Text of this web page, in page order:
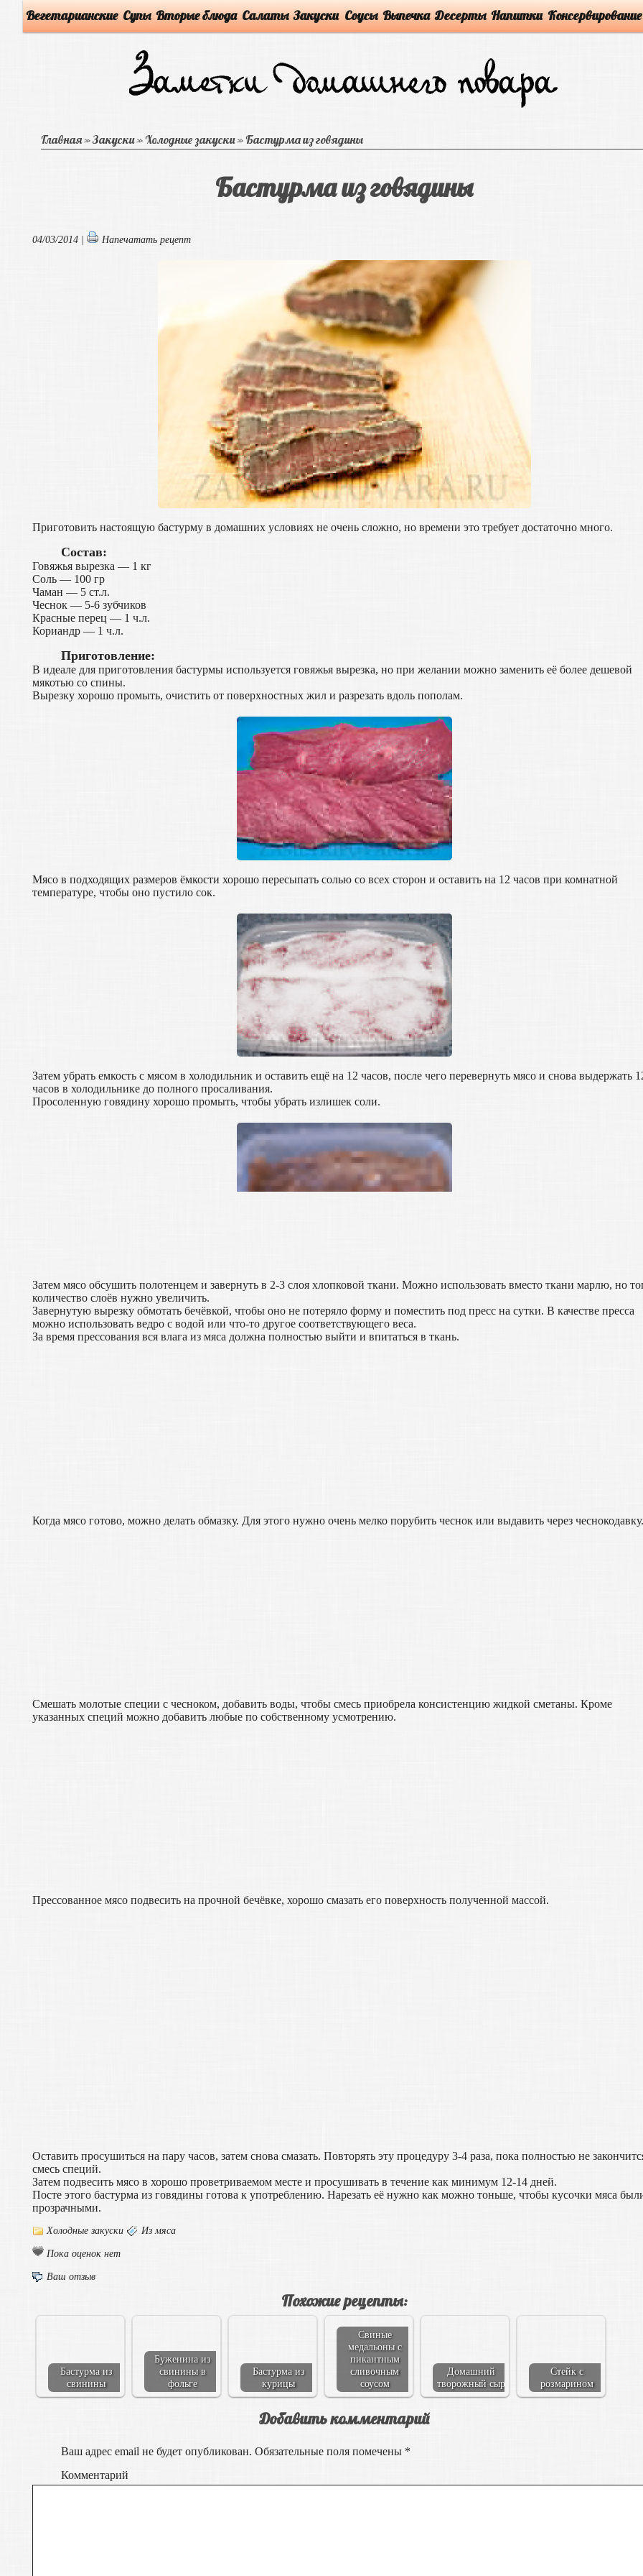
Вегетарианские Супы Вторые блюда Салаты Закуски Соусы Выпечка Десерты Напитки Консервирование
Главная»Закуски»Холодные закуски»Бастурма из говядины
Бастурма из говядины
04/03/2014 | Напечатать рецепт
Приготовить настоящую бастурму в домашних условиях не очень сложно, но времени это требует достаточно много.
Состав:
Говяжья вырезка — 1 кг
Соль — 100 гр
Чаман — 5 ст.л.
Чеснок — 5-6 зубчиков
Красные перец — 1 ч.л.
Кориандр — 1 ч.л.
Приготовление:
В идеале для приготовления бастурмы используется говяжья вырезка, но при желании можно заменить её более дешевой
мякотью со спины.
Вырезку хорошо промыть, очистить от поверхностных жил и разрезать вдоль пополам.
Мясо в подходящих размеров ёмкости хорошо пересыпать солью со всех сторон и оставить на 12 часов при комнатной
температуре, чтобы оно пустило сок.
Затем убрать емкость с мясом в холодильник и оставить ещё на 12 часов, после чего перевернуть мясо и снова выдержать
часов в холодильнике до полного просаливания.
Просоленную говядину хорошо промыть, чтобы убрать излишек соли.
Затем мясо обсушить полотенцем и завернуть в 2-3 слоя хлопковой ткани. Можно использовать вместо ткани марлю, но
количество слоёв нужно увеличить.
Завернутую вырезку обмотать бечёвкой, чтобы оно не потеряло форму и поместить под пресс на сутки. В качестве пресса
можно использовать ведро с водой или что-то другое соответствующего веса.
За время прессования вся влага из мяса должна полностью выйти и впитаться в ткань.
Когда мясо готово, можно делать обмазку. Для этого нужно очень мелко порубить чеснок или выдавить через
Смешать молотые специи с чесноком, добавить воды, чтобы смесь приобрела консистенцию жидкой сметаны. Кроме
указанных специй можно добавить любые по собственному усмотрению.
Прессованное мясо подвесить на прочной бечёвке, хорошо смазать его поверхность полученной массой.
Оставить просушиться на пару часов, затем снова смазать. Повторять эту процедуру 3-4 раза, пока полностью не
смесь специй.
Затем подвесить мясо в хорошо проветриваемом месте и просушивать в течение как минимум 12-14 дней.
Посте этого бастурма из говядины готова к употреблению. Нарезать её нужно как можно тоньше, чтобы кусочки мяса
прозрачными.
Холодные закуски Из мяса
Пока оценок нет
Ваш отзыв
Похожие рецепты:
Бастурма из
свинины
Буженина из
свинины в
фольге
Бастурма из
курицы
Свиные
медальоны с
пикантным
сливочным
соусом
Домашний
творожный сыр
Стейк с
розмарином
Добавить комментарий
Ваш адрес email не будет опубликован. Обязательные поля помечены *
Комментарий